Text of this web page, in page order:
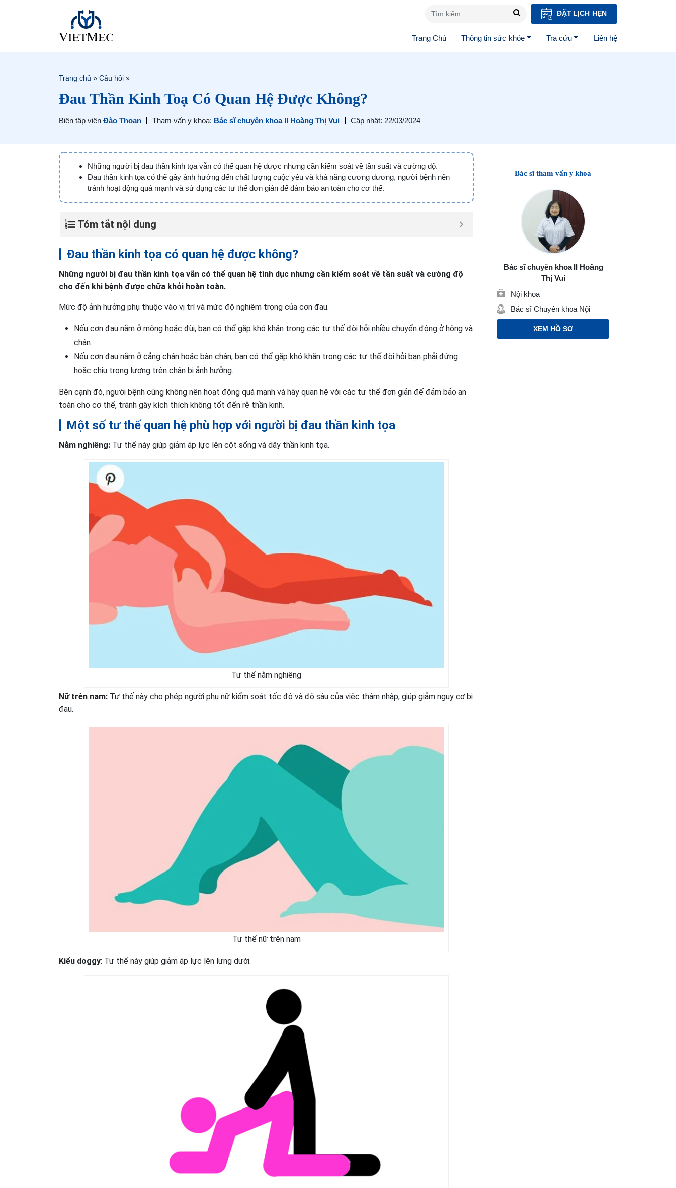
ĐẶT LỊCH HẸN
Trang Chủ Thông tin sức khỏe Tra cứu Liên hệ
Trang chủ » Câu hỏi »
Đau Thần Kinh Toạ Có Quan Hệ Được Không?
Biên tập viên Đào Thoan Tham vấn y khoa: Bác sĩ chuyên khoa II Hoàng Thị Vui Cập nhật: 22/03/2024
Những người bị đau thần kinh tọa vẫn có thể quan hệ được nhưng cần kiểm soát về tần suất và cường độ.
Đau thần kinh tọa có thể gây ảnh hưởng đến chất lượng cuộc yêu và khả năng cương dương, người bệnh nên
tránh hoạt động quá mạnh và sử dụng các tư thế đơn giản để đảm bảo an toàn cho cơ thể.
Tóm tắt nội dung
Đau thần kinh tọa có quan hệ được không?
Những người bị đau thần kinh tọa vẫn có thể quan hệ tình dục nhưng cần kiểm soát về tần suất và cường độ
cho đến khi bệnh được chữa khỏi hoàn toàn.
Mức độ ảnh hưởng phụ thuộc vào vị trí và mức độ nghiêm trọng của cơn đau.
Nếu cơn đau nằm ở mông hoặc đùi, bạn có thể gặp khó khăn trong các tư thế đòi hỏi nhiều chuyển động ở hông và
chân.
Nếu cơn đau nằm ở cẳng chân hoặc bàn chân, bạn có thể gặp khó khăn trong các tư thế đòi hỏi bạn phải đứng
hoặc chịu trọng lượng trên chân bị ảnh hưởng.
Bên cạnh đó, người bệnh cũng không nên hoạt động quá mạnh và hãy quan hệ với các tư thế đơn giản để đảm bảo an
toàn cho cơ thể, tránh gây kích thích không tốt đến rễ thần kinh.
Một số tư thế quan hệ phù hợp với người bị đau thần kinh tọa
Nằm nghiêng: Tư thế này giúp giảm áp lực lên cột sống và dây thần kinh tọa.
Tư thế nằm nghiêng
Nữ trên nam: Tư thế này cho phép người phụ nữ kiểm soát tốc độ và độ sâu của việc thâm nhập, giúp giảm nguy cơ bị
đau.
Tư thế nữ trên nam
Kiểu doggy: Tư thế này giúp giảm áp lực lên lưng dưới.
Bác sĩ tham vấn y khoa
Bác sĩ chuyên khoa II Hoàng
Thị Vui
Nội khoa
Bác sĩ Chuyên khoa Nội
XEM HỒ SƠ